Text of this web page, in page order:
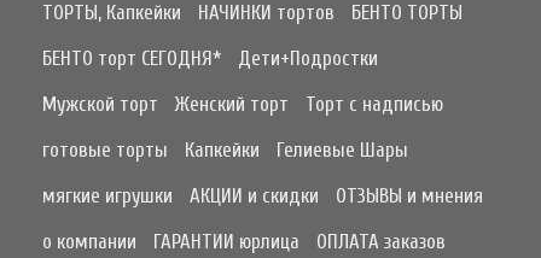
ТОРТЫ, Капкейки
НАЧИНКИ тортов
БЕНТО ТОРТЫ
БЕНТО торт СЕГОДНЯ*
Дети+Подростки
Мужской торт
Женский торт
Торт с надписью
готовые торты
Капкейки
Гелиевые Шары
мягкие игрушки
АКЦИИ и скидки
ОТЗЫВЫ и мнения
о компании
ГАРАНТИИ юрлица
ОПЛАТА заказов